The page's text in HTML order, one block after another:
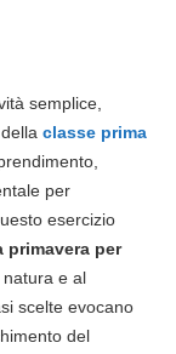
semplice,
classe prima
per
esercizio
primavera per
e al
scelte evocano
del